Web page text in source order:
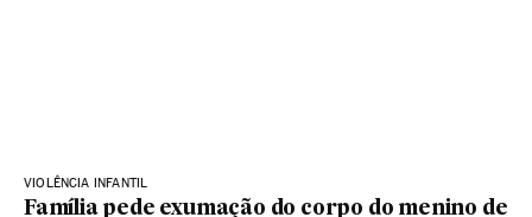
VIOLÊNCIA INFANTIL
Família pede exumação do corpo do menino de